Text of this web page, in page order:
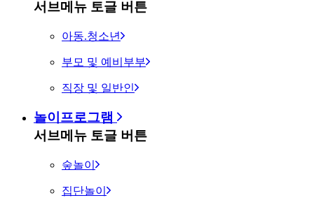
서브메뉴 토글 버튼
아동.청소년
부모 및 예비부부
직장 및 일반인
놀이프로그램
서브메뉴 토글 버튼
숲놀이
집단놀이